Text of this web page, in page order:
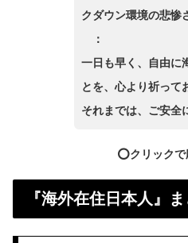
クダウン環境の悲
：
一日も早く、自由に
とを、心より祈って
それまでは、ご安全
⭕️クリック
『海外在住日本人』